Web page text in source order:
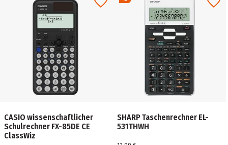
CASIO wissenschaftlicher
Schulrechner FX-85DE CE
ClassWiz
SHARP Taschenrechner EL-
531THWH